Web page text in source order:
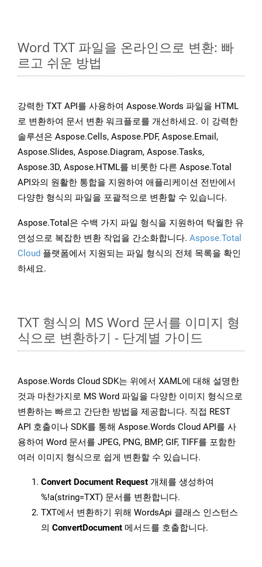
Word TXT 파일을 온라인으로 변환: 빠
르고 쉬운 방법
강력한 TXT API를 사용하여 Aspose.Words 파일을 HTML
로 변환하여 문서 변환 워크플로를 개선하세요. 이 강력한
솔루션은 Aspose.Cells, Aspose.PDF, Aspose.Email,
Aspose.Slides, Aspose.Diagram, Aspose.Tasks,
Aspose.3D, Aspose.HTML를 비롯한 다른 Aspose.Total
API와의 원활한 통합을 지원하여 애플리케이션 전반에서
다양한 형식의 파일을 포괄적으로 변환할 수 있습니다.
Aspose.Total은 수백 가지 파일 형식을 지원하여 탁월한 유
연성으로 복잡한 변환 작업을 간소화합니다. Aspose.Total
Cloud 플랫폼에서 지원되는 파일 형식의 전체 목록을 확인
하세요.
TXT 형식의 MS Word 문서를 이미지 형
식으로 변환하기 - 단계별 가이드
Aspose.Words Cloud SDK는 위에서 XAML에 대해 설명한
것과 마찬가지로 MS Word 파일을 다양한 이미지 형식으로
변환하는 빠르고 간단한 방법을 제공합니다. 직접 REST
API 호출이나 SDK를 통해 Aspose.Words Cloud API를 사
용하여 Word 문서를 JPEG, PNG, BMP, GIF, TIFF를 포함한
여러 이미지 형식으로 쉽게 변환할 수 있습니다.
Convert Document Request 개체를 생성하여
%!a(string=TXT) 문서를 변환합니다.
TXT에서 변환하기 위해 WordsApi 클래스 인스턴스
의 ConvertDocument 메서드를 호출합니다.